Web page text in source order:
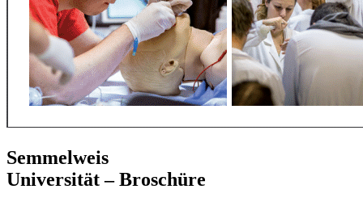
Semmelweis
Universität – Broschüre